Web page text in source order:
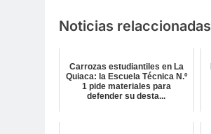
Noticias relaccionadas
Carrozas estudiantiles en La
Quiaca: la Escuela Técnica N.º
1 pide materiales para
defender su desta...